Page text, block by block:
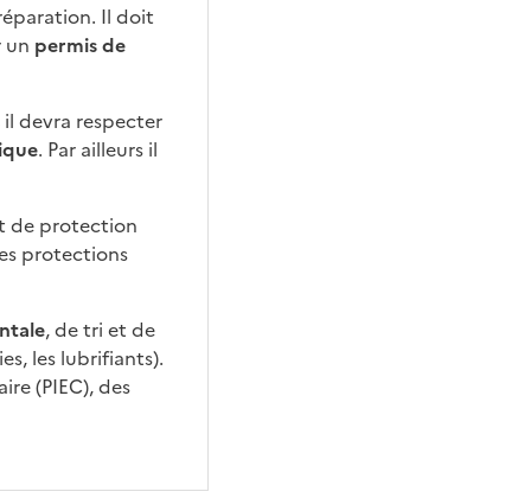
Il doit
un permis de
devra respecter
. Par ailleurs il
de protection
protections
, de tri et de
les lubrifiants).
(PIEC), des